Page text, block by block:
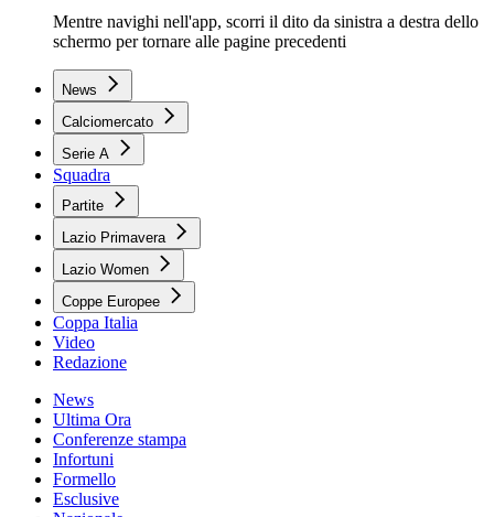
Mentre navighi nell'app, scorri il dito da sinistra a destra dello
schermo per tornare alle pagine precedenti
News
Calciomercato
Serie A
Squadra
Partite
Lazio Primavera
Lazio Women
Coppe Europee
Coppa Italia
Video
Redazione
News
Ultima Ora
Conferenze stampa
Infortuni
Formello
Esclusive